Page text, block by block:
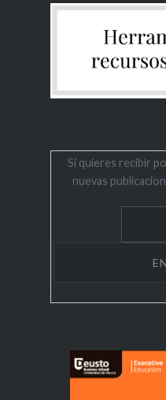
Si quieres recibir
nuevas